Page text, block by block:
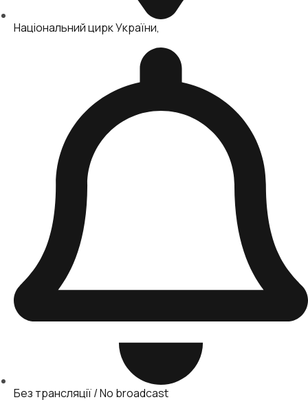
Національний цирк України
Без трансляції / No broadcast